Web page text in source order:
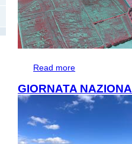
Read more
GIORNATA